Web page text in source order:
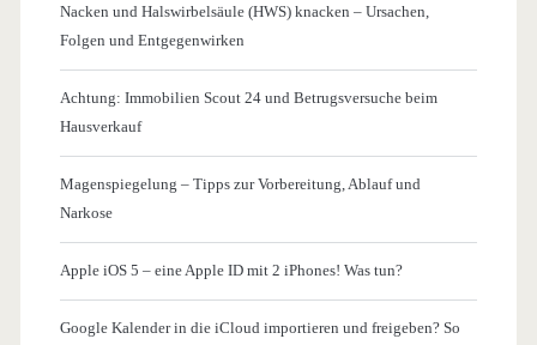
Nacken und Halswirbelsäule (HWS) knacken – Ursachen,
Folgen und Entgegenwirken
Achtung: Immobilien Scout 24 und Betrugsversuche beim
Hausverkauf
Magenspiegelung – Tipps zur Vorbereitung, Ablauf und
Narkose
Apple iOS 5 – eine Apple ID mit 2 iPhones! Was tun?
Google Kalender in die iCloud importieren und freigeben? So